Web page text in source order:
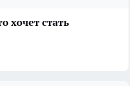
хочет стать